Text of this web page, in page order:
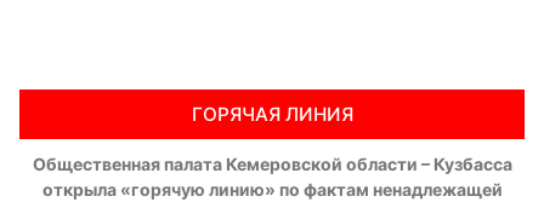
ГОРЯЧАЯ ЛИНИЯ
Общественная палата Кемеровской области – Кузбасса
открыла «горячую линию» по фактам ненадлежащей